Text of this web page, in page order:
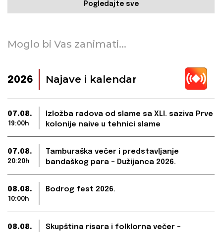
Pogledajte sve
Moglo bi Vas zanimati...
2026 Najave i kalendar
07.08.
19:00h
Izložba radova od slame sa XLI. saziva Prve
kolonije naive u tehnici slame
07.08.
20:20h
Tamburaška večer i predstavljanje
bandaškog para – Dužijanca 2026.
08.08.
10:00h
Bodrog fest 2026.
08.08.
Skupština risara i folklorna večer –